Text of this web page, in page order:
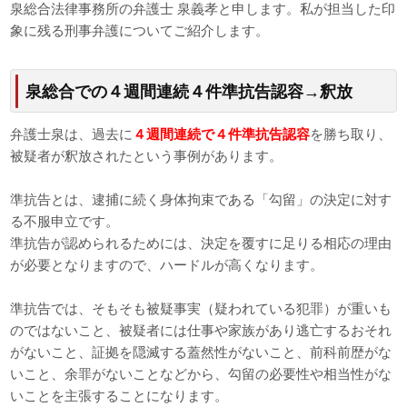
泉総合法律事務所の弁護士 泉義孝と申します。私が担当した印
象に残る刑事弁護についてご紹介します。
泉総合での４週間連続４件準抗告認容→釈放
弁護士泉は、過去に ４週間連続で４件準抗告認容を勝ち取り、
被疑者が釈放されたという事例があります。
準抗告とは、逮捕に続く身体拘束である「勾留」の決定に対す
る不服申立です。
準抗告が認められるためには、決定を覆すに足りる相応の理由
が必要となりますので、ハードルが高くなります。
準抗告では、そもそも被疑事実（疑われている犯罪）が重いも
のではないこと、被疑者には仕事や家族があり逃亡するおそれ
がないこと、証拠を隠滅する蓋然性がないこと、前科前歴がな
いこと、余罪がないことなどから、勾留の必要性や相当性がな
いことを主張することになります。